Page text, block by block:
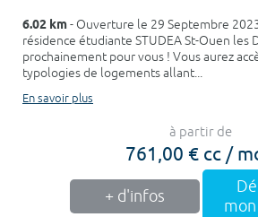
6.02 km- Ouverture le 29 Septembre
résidence étudiante STUDEA St-Ouen les
prochainement pour vous ! Vous aurez
typologies de logements allant...
En savoir plus
à partir de
761,00 € cc /
+ d'infos